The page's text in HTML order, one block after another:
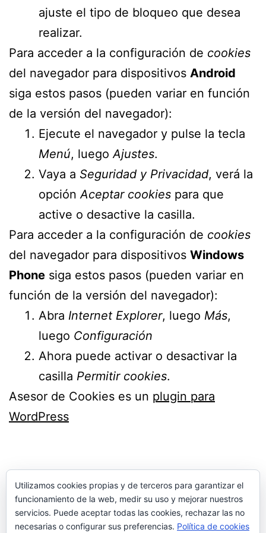
ajuste el tipo de bloqueo que desea
realizar.
Para acceder a la configuración de cookies
del navegador para dispositivos Android
siga estos pasos (pueden variar en función
de la versión del navegador):
Ejecute el navegador y pulse la tecla
Menú, luego Ajustes.
Vaya a Seguridad y Privacidad, verá la
opción Aceptar cookies para que
active o desactive la casilla.
Para acceder a la configuración de cookies
del navegador para dispositivos Windows
Phone siga estos pasos (pueden variar en
función de la versión del navegador):
Abra Internet Explorer, luego Más,
luego Configuración
Ahora puede activar o desactivar la
casilla Permitir cookies.
Asesor de Cookies es un plugin para
WordPress
Utilizamos cookies propias y de terceros para garantizar el
funcionamiento de la web, medir su uso y mejorar nuestros
servicios. Puede aceptar todas las cookies, rechazar las no
necesarias o configurar sus preferencias. Política de cookies